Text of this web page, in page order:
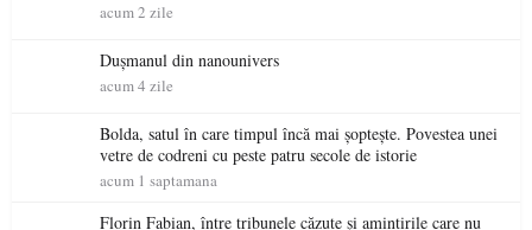
acum 2 zile
Dușmanul din nanounivers
acum 4 zile
Bolda, satul în care timpul încă mai șoptește. Povestea unei
vetre de codreni cu peste patru secole de istorie
acum 1 saptamana
Florin Fabian, între tribunele căzute și amintirile care nu